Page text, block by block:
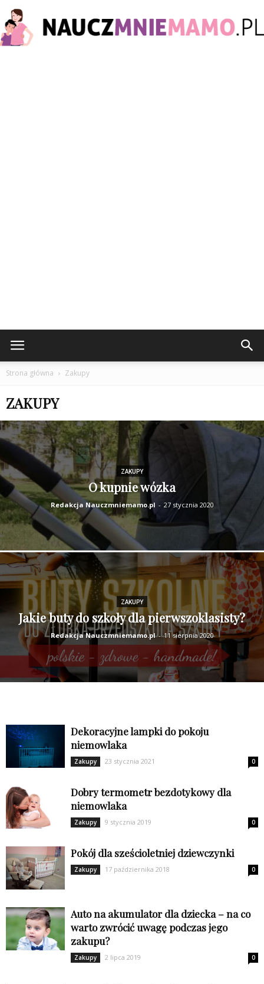
Strona główna Zakupy
ZAKUPY
ZAKUPY
O kupnie wózka
Redakcja Nauczmniemamo.pl - 27 stycznia 2020
ZAKUPY
Jakie buty do szkoły dla pierwszoklasisty?
Redakcja Nauczmniemamo.pl - 11 sierpnia 2020
Dekoracyjne lampki do pokoju
niemowlaka
Zakupy 23 stycznia 2021 0
Dobry termometr bezdotykowy dla
niemowlaka
Zakupy 9 stycznia 2019 0
Pokój dla sześcioletniej dziewczynki
Zakupy 17 października 2018 0
Auto na akumulator dla dziecka – na co
warto zwrócić uwagę podczas jego
zakupu?
Zakupy 2 lipca 2019 0